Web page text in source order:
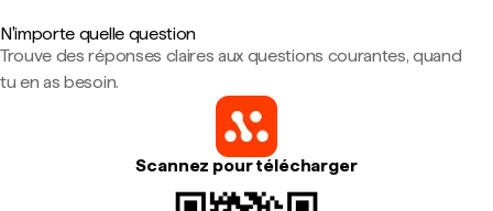
N'importe quelle question
Trouve des réponses claires aux questions courantes, quand
tu en as besoin.
Scannez pour télécharger